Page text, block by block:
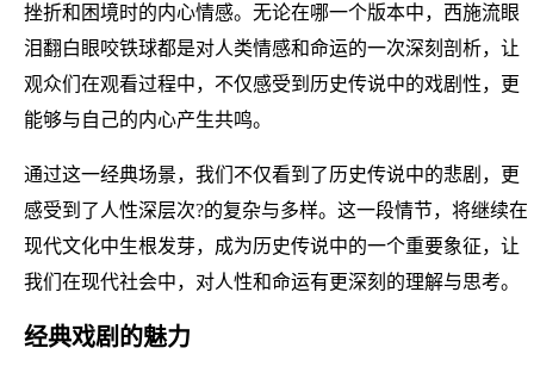
挫折和困境时的内心情感。无论在哪一个版本中，西施流眼
泪翻白眼咬铁球都是对人类情感和命运的一次深刻剖析，让
观众们在观看过程中，不仅感受到历史传说中的戏剧性，更
能够与自己的内心产生共鸣。
通过这一经典场景，我们不仅看到了历史传说中的悲剧，更
感受到了人性深层次?的复杂与多样。这一段情节，将继续在
现代文化中生根发芽，成为历史传说中的一个重要象征，让
我们在现代社会中，对人性和命运有更深刻的理解与思考。
经典戏剧的魅力